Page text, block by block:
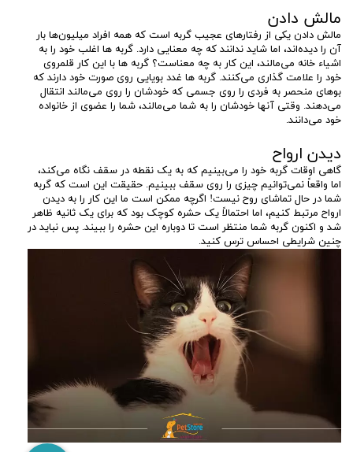
مالش دادن
مالش دادن یکی از رفتارهای عجیب گربه است که همه افراد میلیون‌ها بار
آن را دیده‌اند، اما شاید ندانند که چه معنایی دارد. گربه ها اغلب خود را به
اشیاء خانه می‌مالند، این کار به چه معناست؟ گربه ها با این کار قلمروی
خود را علامت گذاری می‌کنند. گربه ها غدد بویایی روی صورت خود دارند که
بوهای منحصر به‌ فردی را روی جسمی که خودشان را روی می‌مالند انتقال
می‌دهند. وقتی آنها خودشان را به شما می‌مالند، شما را عضوی از خانواده
خود می‌دانند.
دیدن ارواح
گاهی اوقات گربه خود را می‌بینیم که به یک نقطه در سقف نگاه می‌کند،
اما واقعاً نمی‌توانیم چیزی را روی سقف ببینیم. حقیقت این است که گربه
شما در حال تماشای روح نیست! اگرچه ممکن است ما این کار را به دیدن
ارواح مرتبط کنیم، اما احتمالاً یک حشره کوچک بود که برای یک ثانیه ظاهر
شد و اکنون گربه شما منتظر است تا دوباره این حشره را ببیند. پس نباید در
چنین شرایطی احساس ترس کنید.